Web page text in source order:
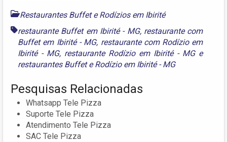
Restaurantes Buffet e Rodízios em Ibirité
restaurante Buffet em Ibirité - MG, restaurante com
Buffet em Ibirité - MG, restaurante com Rodízio em
Ibirité - MG, restaurante Rodízio em Ibirité - MGe
restaurantes Buffet e Rodízio em Ibirité - MG
Pesquisas Relacionadas
Whatsapp Tele Pizza
Suporte Tele Pizza
Atendimento Tele Pizza
SAC Tele Pizza